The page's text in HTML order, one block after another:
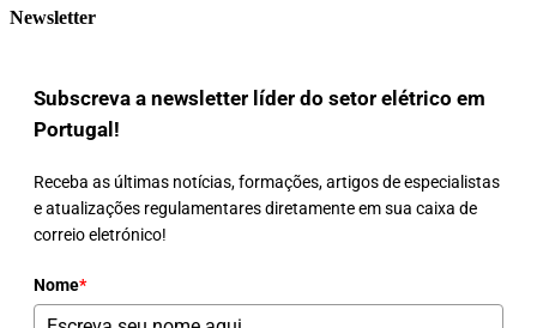
Newsletter
Subscreva a newsletter líder do setor elétrico em
Portugal!
Receba as últimas notícias, formações, artigos de especialistas
e atualizações regulamentares diretamente em sua caixa de
correio eletrónico!
Nome*